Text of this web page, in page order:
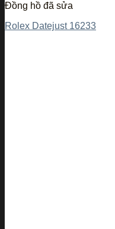
Đồng hồ đã sửa
Rolex Datejust 16233